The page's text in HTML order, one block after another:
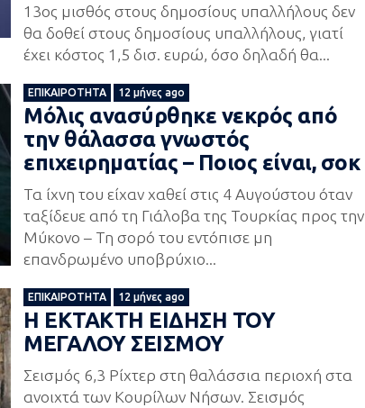
13ος μισθός στους δημοσίους υπαλλήλους δεν
θα δοθεί στους δημοσίους υπαλλήλους, γιατί
έχει κόστος 1,5 δισ. ευρώ, όσο δηλαδή θα...
ΕΠΙΚΑΙΡΌΤΗΤΑ 12 μήνες ago
Μόλις ανασύρθηκε νεκρός από
την θάλασσα γνωστός
επιχειρηματίας – Ποιος είναι, σοκ
Τα ίχνη του είχαν χαθεί στις 4 Αυγούστου όταν
ταξίδευε από τη Γιάλοβα της Τουρκίας προς την
Μύκονο – Τη σορό του εντόπισε μη
επανδρωμένο υποβρύχιο...
ΕΠΙΚΑΙΡΌΤΗΤΑ 12 μήνες ago
Η ΕΚΤΑΚΤΗ ΕΙΔΗΣΗ ΤΟΥ
ΜΕΓΑΛΟΥ ΣΕΙΣΜΟΥ
Σεισμός 6,3 Ρίχτερ στη θαλάσσια περιοχή στα
ανοιχτά των Κουρίλων Νήσων. Σεισμός